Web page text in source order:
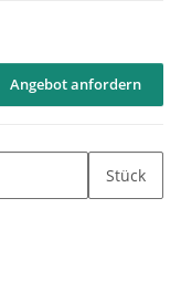
Angebot anfordern
Stück